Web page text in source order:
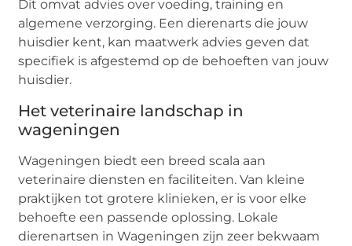
Dit omvat advies over voeding, training en
algemene verzorging. Een dierenarts die jouw
huisdier kent, kan maatwerk advies geven dat
specifiek is afgestemd op de behoeften van jouw
huisdier.
Het veterinaire landschap in
wageningen
Wageningen biedt een breed scala aan
veterinaire diensten en faciliteiten. Van kleine
praktijken tot grotere klinieken, er is voor elke
behoefte een passende oplossing. Lokale
dierenartsen in Wageningen zijn zeer bekwaam